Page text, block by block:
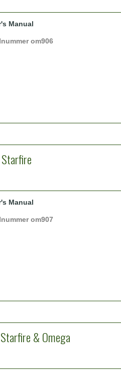
Manual
om906
Manual
om907
& Omega